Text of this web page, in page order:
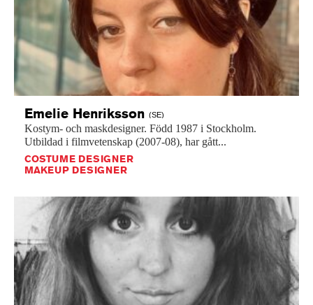
Emelie Henriksson (SE)
Kostym- och maskdesigner. Född 1987 i Stockholm.
Utbildad i filmvetenskap (2007-08), har gått...
COSTUME DESIGNER
MAKEUP DESIGNER